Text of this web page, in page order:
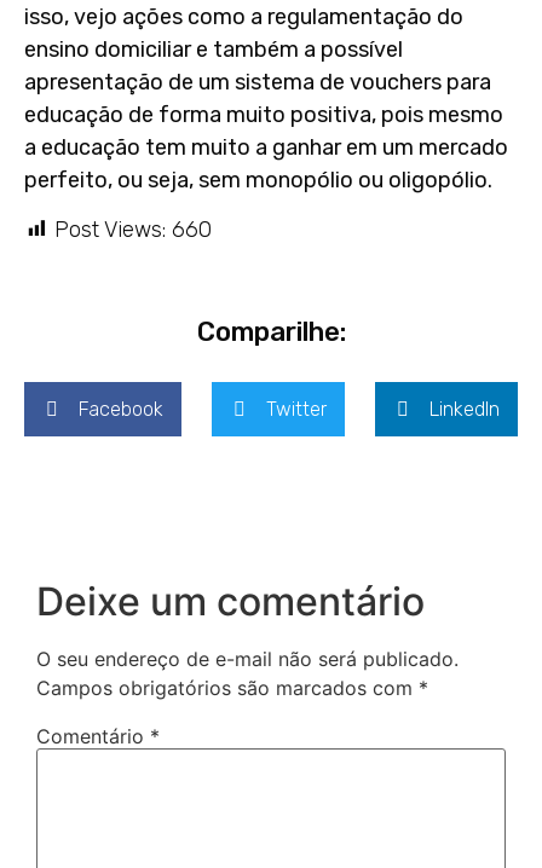
isso, vejo ações como a regulamentação do
ensino domiciliar e também a possível
apresentação de um sistema de vouchers para
educação de forma muito positiva, pois mesmo
a educação tem muito a ganhar em um mercado
perfeito, ou seja, sem monopólio ou oligopólio.
Post Views: 660
Comparilhe:
Facebook Twitter LinkedIn
Deixe um comentário
O seu endereço de e-mail não será publicado.
Campos obrigatórios são marcados com *
Comentário *